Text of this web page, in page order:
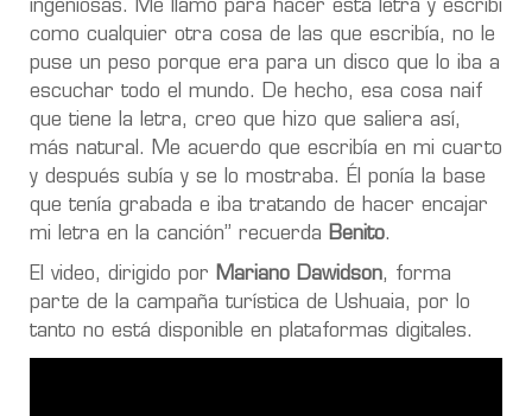
ingeniosas. Me llamó para hacer esta letra y escribí
como cualquier otra cosa de las que escribía, no le
puse un peso porque era para un disco que lo iba a
escuchar todo el mundo. De hecho, esa cosa naif
que tiene la letra, creo que hizo que saliera así,
más natural. Me acuerdo que escribía en mi cuarto
y después subía y se lo mostraba. Él ponía la base
que tenía grabada e iba tratando de hacer encajar
mi letra en la canción” recuerda Benito.
El video, dirigido por Mariano Dawidson, forma
parte de la campaña turística de Ushuaia, por lo
tanto no está disponible en plataformas digitales.